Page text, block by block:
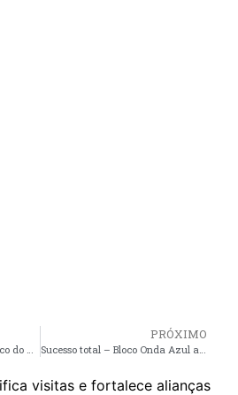
PRÓXIMO
visitas e fortalece alianças